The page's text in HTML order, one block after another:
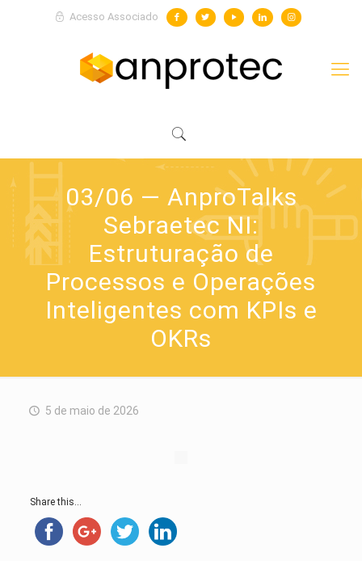
Acesso Associado
03/06 — AnproTalks
Sebraetec NI:
Estruturação de
Processos e Operações
Inteligentes com KPIs e
OKRs
5 de maio de 2026
Share this...